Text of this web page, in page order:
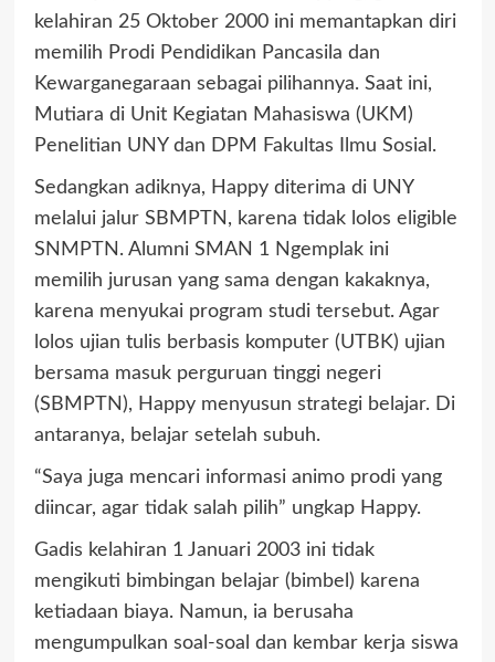
kelahiran 25 Oktober 2000 ini memantapkan diri
memilih Prodi Pendidikan Pancasila dan
Kewarganegaraan sebagai pilihannya. Saat ini,
Mutiara di Unit Kegiatan Mahasiswa (UKM)
Penelitian UNY dan DPM Fakultas Ilmu Sosial.
Sedangkan adiknya, Happy diterima di UNY
melalui jalur SBMPTN, karena tidak lolos eligible
SNMPTN. Alumni SMAN 1 Ngemplak ini
memilih jurusan yang sama dengan kakaknya,
karena menyukai program studi tersebut. Agar
lolos ujian tulis berbasis komputer (UTBK) ujian
bersama masuk perguruan tinggi negeri
(SBMPTN), Happy menyusun strategi belajar. Di
antaranya, belajar setelah subuh.
“Saya juga mencari informasi animo prodi yang
diincar, agar tidak salah pilih” ungkap Happy.
Gadis kelahiran 1 Januari 2003 ini tidak
mengikuti bimbingan belajar (bimbel) karena
ketiadaan biaya. Namun, ia berusaha
mengumpulkan soal-soal dan kembar kerja siswa